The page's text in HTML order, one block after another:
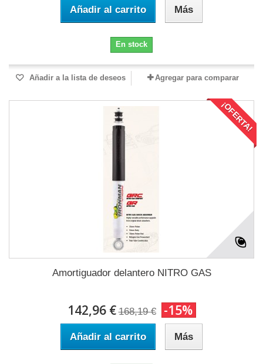
Añadir al carrito Más
En stock
Añadir a la lista de deseos Agregar para comparar
¡OFERTA!
Amortiguador delantero NITRO GAS
142,96 € 168,19 € -15%
Añadir al carrito Más